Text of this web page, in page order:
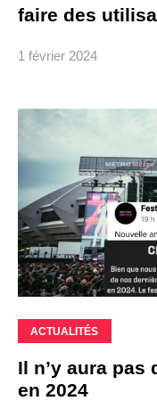
faire des
1 février 2024
ACTUALITÉS
Il n’y aura pas
en 2024